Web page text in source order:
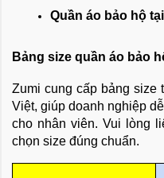
Quần áo bảo hộ
Bảng size quần áo bảo
Zumi cung cấp bảng size
Việt, giúp doanh nghiệp
cho nhân viên. Vui lòng
chọn size đúng chuẩn.